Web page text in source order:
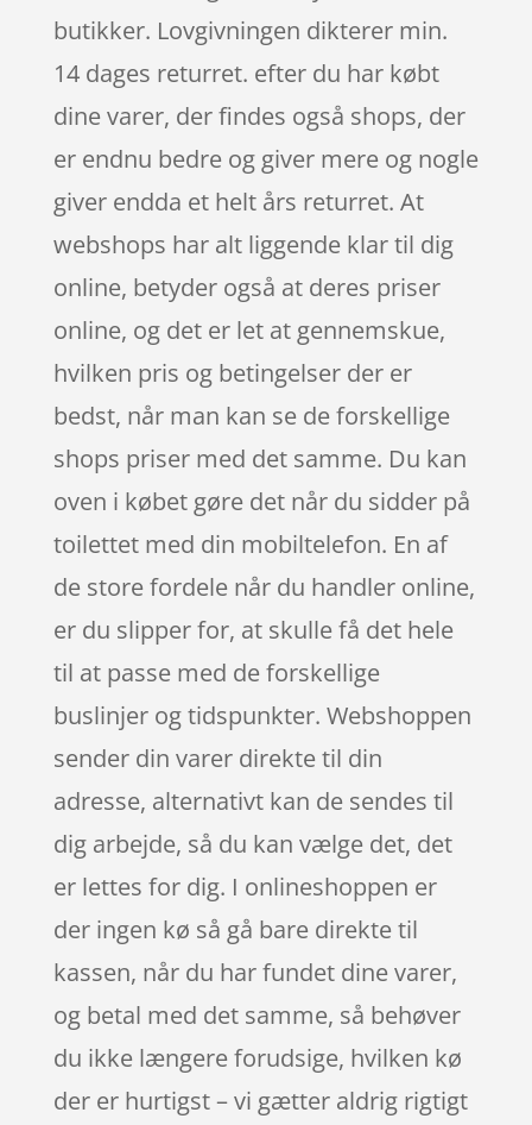
butikker. Lovgivningen dikterer min.
14 dages returret. efter du har købt
dine varer, der findes også shops, der
er endnu bedre og giver mere og nogle
giver endda et helt års returret. At
webshops har alt liggende klar til dig
online, betyder også at deres priser
online, og det er let at gennemskue,
hvilken pris og betingelser der er
bedst, når man kan se de forskellige
shops priser med det samme. Du kan
oven i købet gøre det når du sidder på
toilettet med din mobiltelefon. En af
de store fordele når du handler online,
er du slipper for, at skulle få det hele
til at passe med de forskellige
buslinjer og tidspunkter. Webshoppen
sender din varer direkte til din
adresse, alternativt kan de sendes til
dig arbejde, så du kan vælge det, det
er lettes for dig. I onlineshoppen er
der ingen kø så gå bare direkte til
kassen, når du har fundet dine varer,
og betal med det samme, så behøver
du ikke længere forudsige, hvilken kø
der er hurtigst – vi gætter aldrig rigtigt